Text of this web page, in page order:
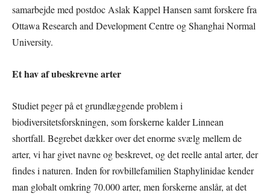
samarbejde med postdoc Aslak Kappel Hansen samt forskere fra
Ottawa Research and Development Centre og Shanghai Normal
University.
Et hav af ubeskrevne arter
Studiet peger på et grundlæggende problem i
biodiversitetsforskningen, som forskerne kalder Linnean
shortfall. Begrebet dækker over det enorme svælg mellem de
arter, vi har givet navne og beskrevet, og det reelle antal arter, der
findes i naturen. Inden for rovbillefamilien Staphylinidae kender
man globalt omkring 70.000 arter, men forskerne anslår, at det